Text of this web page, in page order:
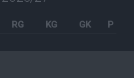
RG KG GK P